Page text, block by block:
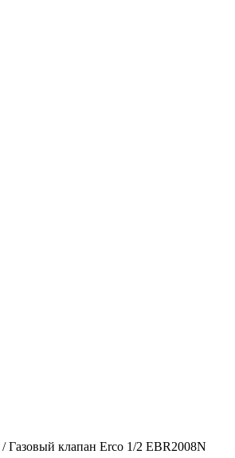
/ Газовый клапан Erco 1/2 EBR2008N